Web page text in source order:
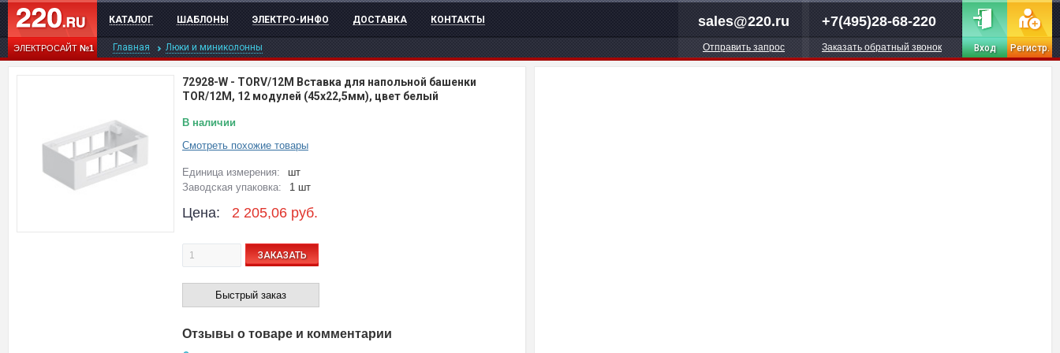
ЭЛЕКТРОСАЙТ№1
КАТАЛОГ ШАБЛОНЫ ЭЛЕКТРО-ИНФО ДОСТАВКА КОНТАКТЫ sales@220.ru
Отправить запрос
+7(495)28-68-220
Заказать обратный звонок Вход Регистр.
Главная Люки и миниколонны
72928-W - TORV/12M Вставка для напольной башенки
TOR/12M, 12 модулей (45х22,5мм), цвет белый
В наличии
Смотреть похожие товары
Единица измерения:
шт
Заводская упаковка:
1 шт
Цена: 2 205,06 руб.
ЗАКАЗАТЬ
Быстрый заказ
Отзывы о товаре и комментарии